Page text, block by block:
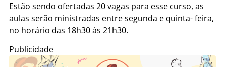
Estão sendo ofertadas 20 vagas para esse curso, as
aulas serão ministradas entre segunda e quinta- feira,
no horário das 18h30 às 21h30.
Publicidade